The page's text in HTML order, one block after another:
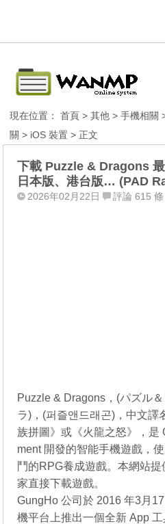
現在位置：首頁 >其他 >手機相關
關 > iOS 裝置 > 正文
下載 Puzzle & Dragons
日本版、港台版… (PAD
2026年02月22日 評論 615 條
Puzzle & Dragons，(パズル
ラ)，(퍼즐앤드래곤)，中文譯
族拼圖》或《火龍之怒》，是
ment 開發的智能手機遊戲，
鬥的RPG養成遊戲。本網站
家直接下載遊戲。
GungHo 公司於 2016 年3月
機平台上推出一個全新 App